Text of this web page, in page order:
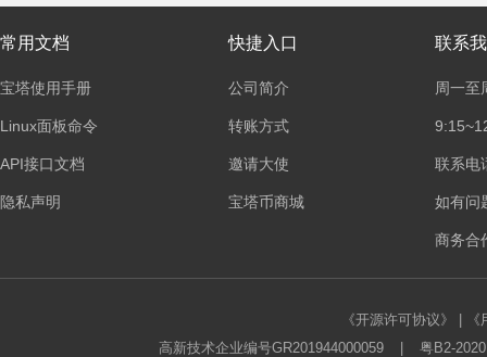
常用文档
宝塔使用手册
Linux面板命令
API接口文档
隐私声明
快捷入口
公司简介
转账方式
邀请大使
宝塔币商城
联系
周一至
联系电
如有问
商务合
《开源许可协议》
高新技术企业编号GR201944000059
粤B2-